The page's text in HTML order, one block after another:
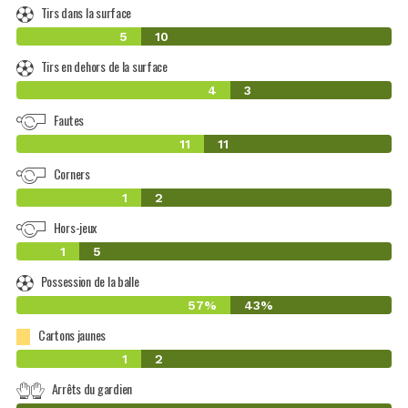
Tirs dans la surface
5 10
Tirs en dehors de la surface
4 3
Fautes
11 11
Corners
1 2
Hors-jeux
1 5
Possession de la balle
57% 43%
Cartons jaunes
1 2
Arrêts du gardien